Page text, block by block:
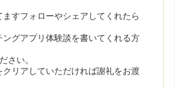
すフォローやシェアしてくれたら
ングアプリ体験談を書いてくれる方
さい。
リアしていただければ謝礼をお渡